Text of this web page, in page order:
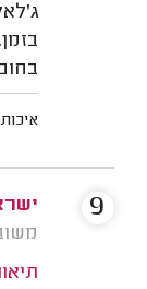
איכות
משוב: 30/
9